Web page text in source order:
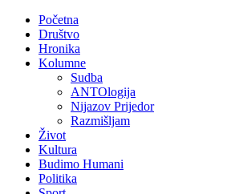
Početna
Društvo
Hronika
Kolumne
Sudba
ANTOlogija
Nijazov Prijedor
Razmišljam
Život
Kultura
Budimo Humani
Politika